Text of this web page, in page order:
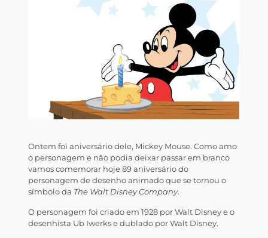
Ontem foi aniversário dele, Mickey Mouse. Como amo
o personagem e não podia deixar passar em branco
vamos comemorar hoje 89 aniversário do
personagem de desenho animado que se tornou o
símbolo da The Walt Disney Company.
O personagem foi criado em 1928 por Walt Disney e o
desenhista Ub Iwerks e dublado por Walt Disney.